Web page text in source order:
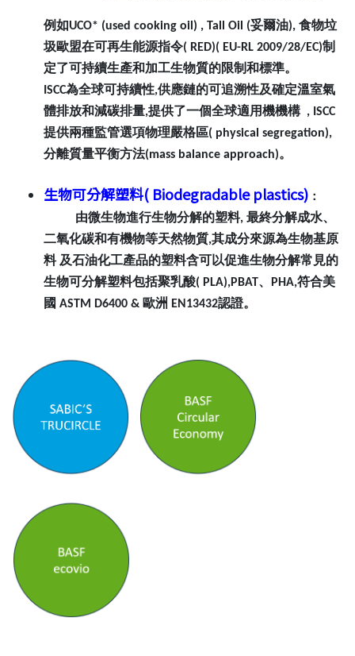
例如UCO* (used cooking oil) , Tall Oil (妥爾油), 食物垃
圾歐盟在可再生能源指令( RED)( EU-RL 2009/28/EC)制
定了可持續生產和加工生物質的限制和標準。
ISCC為全球可持續性,供應鏈的可追溯性及確定溫室氣
體排放和減碳排量,提供了一個全球適用機機構 , ISCC
提供兩種監管選項物理嚴格區( physical segregation),
分離質量平衡方法(mass balance approach)。
生物可分解塑料( Biodegradable plastics) ：
由微生物進行生物分解的塑料, 最終分解成水、
二氧化碳和有機物等天然物質,其成分來源為生物基原
料 及石油化工產品的塑料含可以促進生物分解常見的
生物可分解塑料包括聚乳酸( PLA),PBAT、PHA,符合美
國 ASTM D6400 & 歐洲 EN13432認證。